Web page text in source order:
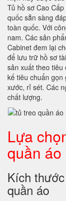
Tủ hồ sơ Cao
quốc sẵn sàng
toàn quốc. Với
nam. Các sản
Cabinet đem lại
để lưu trữ hồ sơ
sản xuất theo
kế tiêu chuẩn
xước, rỉ sét. Các
chất lượng.
Lựa
quần
Kích
quần áo